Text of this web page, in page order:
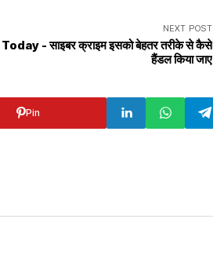
NEXT POST
- साइबर क्राइम इसको बेहतर तरीके से कैसे
हैंडल किया जाए
Pin